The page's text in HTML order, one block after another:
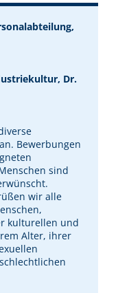
Dr.
Bewerbungen
sind
wir alle
kulturellen und
Alter, ihrer